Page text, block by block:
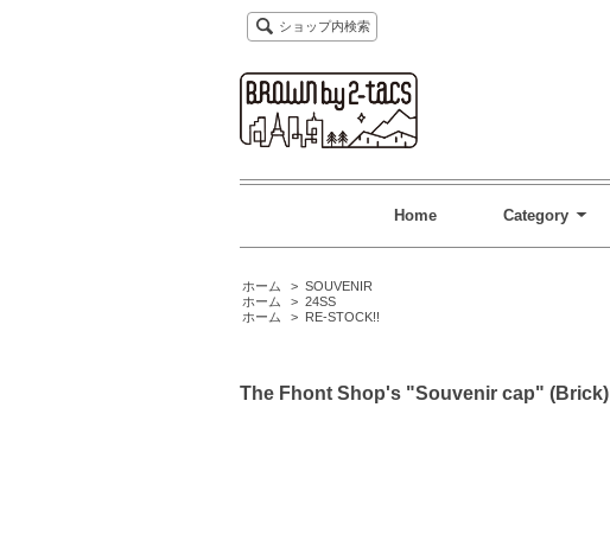
ショップ内検索
Home Category
ホーム > SOUVENIR
ホーム
> 24SS
ホーム
> RE-STOCK!!
The Fhont Shop's "Souvenir cap" (Brick)